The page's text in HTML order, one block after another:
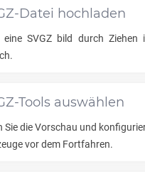
-Datei hochladen
eine SVGZ bild durch Ziehen
-Tools auswählen
Sie die Vorschau und
vor dem Fortfahren.